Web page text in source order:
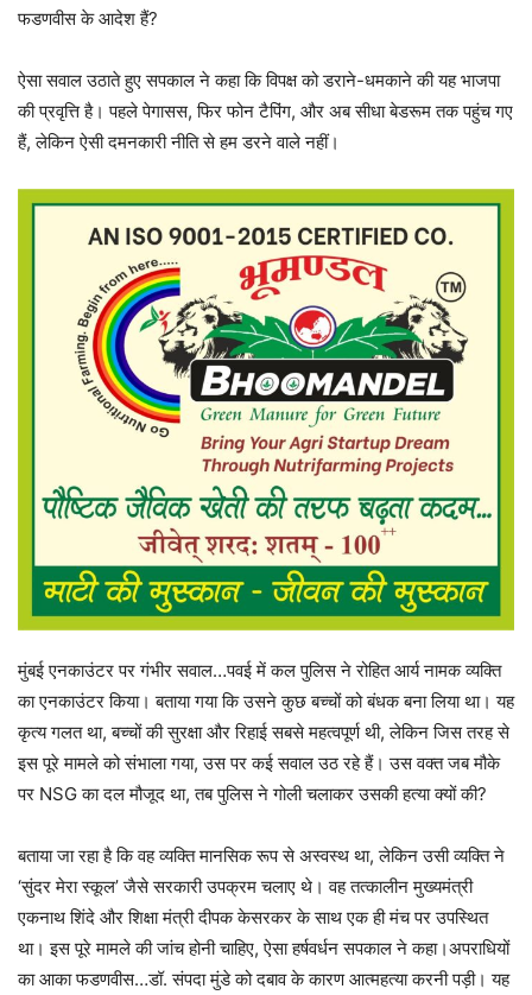
फडणवीस के आदेश हैं?
ऐसा सवाल उठाते हुए सपकाल ने कहा कि विपक्ष को डराने-धमकाने की यह भाजपा
की प्रवृत्ति है। पहले पेगासस, फिर फोन टैपिंग, और अब सीधा बेडरूम तक पहुंच गए
हैं, लेकिन ऐसी दमनकारी नीति से हम डरने वाले नहीं।
मुंबई एनकाउंटर पर गंभीर सवाल…पवई में कल पुलिस ने रोहित आर्य नामक व्यक्ति
का एनकाउंटर किया। बताया गया कि उसने कुछ बच्चों को बंधक बना लिया था। यह
कृत्य गलत था, बच्चों की सुरक्षा और रिहाई सबसे महत्वपूर्ण थी, लेकिन जिस तरह से
इस पूरे मामले को संभाला गया, उस पर कई सवाल उठ रहे हैं। उस वक्त जब मौके
पर NSG का दल मौजूद था, तब पुलिस ने गोली चलाकर उसकी हत्या क्यों की?
बताया जा रहा है कि वह व्यक्ति मानसिक रूप से अस्वस्थ था, लेकिन उसी व्यक्ति ने
‘सुंदर मेरा स्कूल’ जैसे सरकारी उपक्रम चलाए थे। वह तत्कालीन मुख्यमंत्री
एकनाथ शिंदे और शिक्षा मंत्री दीपक केसरकर के साथ एक ही मंच पर उपस्थित
था। इस पूरे मामले की जांच होनी चाहिए, ऐसा हर्षवर्धन सपकाल ने कहा।अपराधियों
का आका फडणवीस…डॉ. संपदा मुंडे को दबाव के कारण आत्महत्या करनी पड़ी। यह